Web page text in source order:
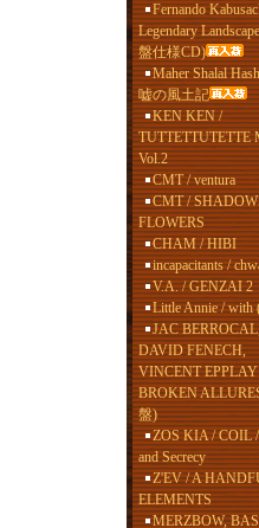
Fernando
Legendary
盤仕様CD)
Maher Shalal
嘘の風土記
KEN KEN /
TUTTETTUTETTE
Vol.2
CMT / ventura
CMT /
FLOWERS
CHAM / HIBI
incapacitants /
V.A. / GENZAI 2
Little Annie / with
JAC
DAVID FENECH,
VINCENT
BROKEN
盤)
ZOS KIA / COIL /
and Secrecy
Z'EV / A
ELEMENTS
MERZBOW,